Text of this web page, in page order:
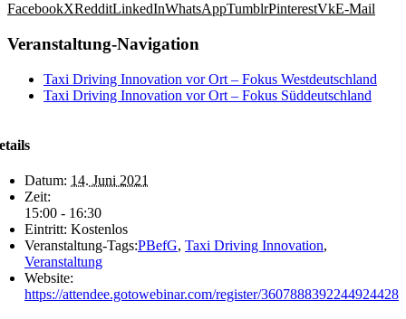
FacebookXRedditLinkedInWhatsAppTumblrPinterestVkE-Mail
Veranstaltung-Navigation
Taxi Driving Innovation vor Ort – Fokus Westdeutschland
Taxi Driving Innovation vor Ort – Fokus Süddeutschland
Datum: 14. Juni 2021
Zeit:
15:00 - 16:30
Eintritt: Kostenlos
Veranstaltung-Tags:PBefG, Taxi Driving Innovation,
Veranstaltung
Website:
https://attendee.gotowebinar.com/register/3607888392244924428